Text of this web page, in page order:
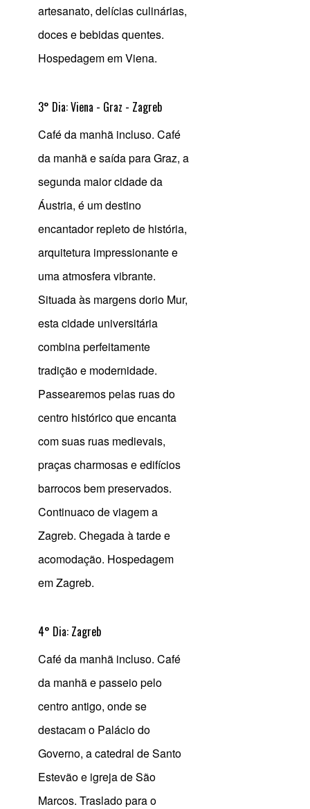
artesanato, delícias culinárias,
doces e bebidas quentes.
Hospedagem em Viena.
3° Dia: Viena - Graz - Zagreb
Café da manhã incluso. Café
da manhã e saída para Graz, a
segunda maior cidade da
Áustria, é um destino
encantador repleto de história,
arquitetura impressionante e
uma atmosfera vibrante.
Situada às margens dorio Mur,
esta cidade universitária
combina perfeitamente
tradição e modernidade.
Passearemos pelas ruas do
centro histórico que encanta
com suas ruas medievais,
praças charmosas e edifícios
barrocos bem preservados.
Continuaco de viagem a
Zagreb. Chegada à tarde e
acomodação. Hospedagem
em Zagreb.
4° Dia: Zagreb
Café da manhã incluso. Café
da manhã e passeio pelo
centro antigo, onde se
destacam o Palácio do
Governo, a catedral de Santo
Estevão e igreja de São
Marcos. Traslado para o